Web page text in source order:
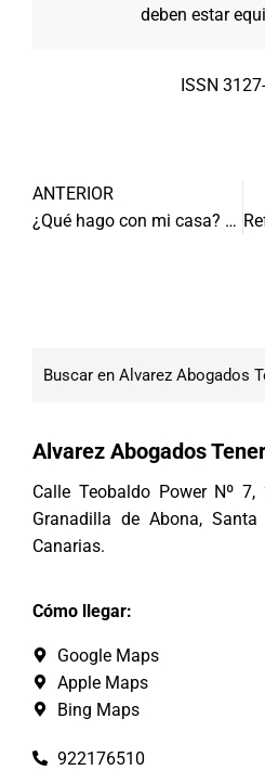
deben estar
ISSN
ANTERIOR
¿Qué hago con mi casa? ¿La dejo en herencia o en vida?
Alvarez Abogados
Calle Teobaldo Power Nº 7,
Granadilla de Abona,
Canarias.
Cómo llegar:
Google Maps
Apple Maps
Bing Maps
922176510